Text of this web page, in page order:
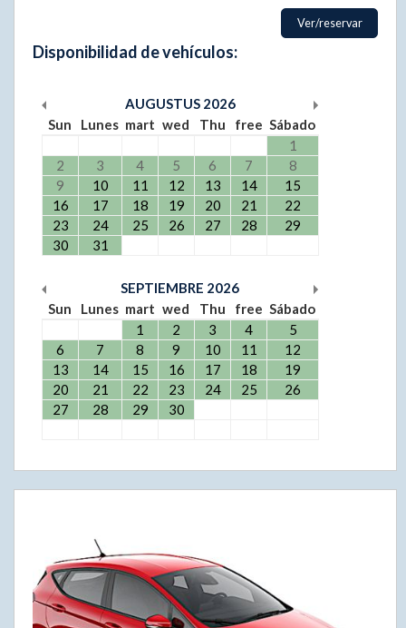
Ver/reservar
Disponibilidad de vehículos:
AUGUSTUS 2026
Sun
Lunes mart wed Thu free Sábado
1
2
3 4 5 6 7
8
9
10 11 12 13 14
15
16
17 18 19 20 21
22
23
24 25 26 27 28
29
30
31
SEPTIEMBRE 2026
Sun
Lunes mart wed Thu free Sábado
1
2 3 4
5
6
7 8 9 10 11
12
13
14 15 16 17 18
19
20
21 22 23 24 25
26
27
28 29 30